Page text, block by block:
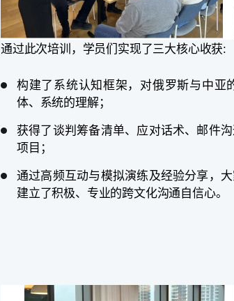
通过此次培训，学员们实现了三大核心收获:
构建了系统认知框架，对俄罗斯与中亚
体、系统的理解；
获得了谈判筹备清单、应对话术、邮件
项目；
通过高频互动与模拟演练及经验分享，
建立了积极、专业的跨文化沟通自信心。